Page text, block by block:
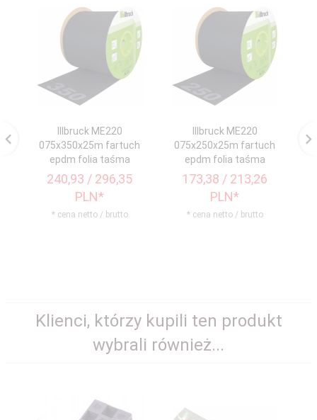
Illbruck ME220
075x350x25m fartuch
epdm folia taśma
240,93 / 296,35
PLN*
* cena netto / brutto
Illbruck ME220
075x250x25m fartuch
epdm folia taśma
173,38 / 213,26
PLN*
* cena netto / brutto
Klienci, którzy kupili ten produkt
wybrali również...